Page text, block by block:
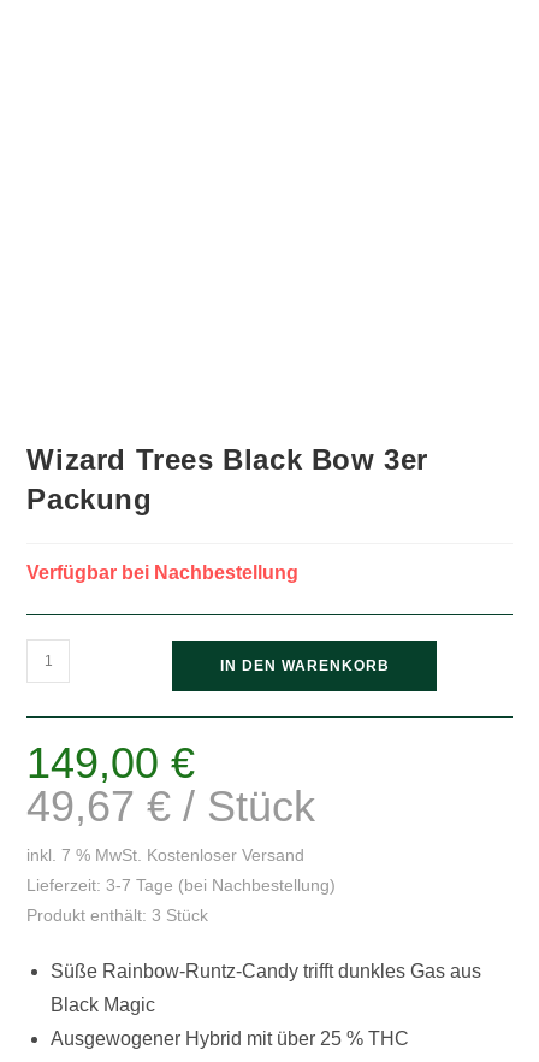
Wizard Trees Black Bow 3er
Packung
Verfügbar bei Nachbestellung
Wizard
Trees
Black
3er
Packung
IN DEN WARENKORB
149,00€
49,67€ / Stück
inkl. 7 % MwSt. Kostenloser Versand
Lieferzeit:3-7 Tage (bei Nachbestellung)
Produkt enthält: 3 Stück
Süße Rainbow-Runtz-Candy trifft dunkles Gas aus
Black Magic
Ausgewogener Hybrid mit über 25 % THC